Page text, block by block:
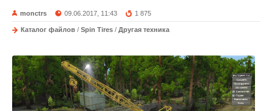
monctrs 09.06.2017, 11:43 1 875
Каталог файлов / Spin Tires / Другая техника